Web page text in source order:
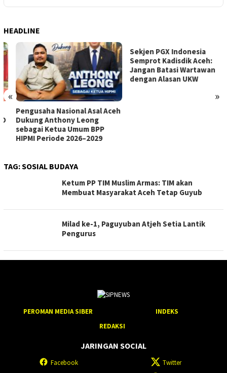
HEADLINE
« »
Pengusaha Nasional Asal Aceh
Dukung Anthony Leong
sebagai Ketua Umum BPP
HIPMI Periode 2026–2029
Sekjen PGX Indonesia
Semprot Kadisdik Aceh:
Jangan Batasi Wartawan
dengan Alasan UKW
TAG:SOSIAL BUDAYA
Ketum PP TIM Muslim Armas: TIM akan
Membuat Masyarakat Aceh Tetap Guyub
Milad ke-1, Paguyuban Atjeh Setia Lantik
Pengurus
PEROMAN MEDIA SIBER
INDEKS
REDAKSI
JARINGAN SOCIAL
Facebook Twitter